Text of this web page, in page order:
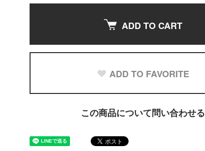
ADD TO CART
ADD TO FAVORITE
この商品について問い合わせる